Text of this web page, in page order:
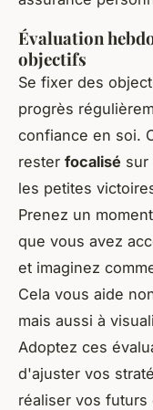
Évaluation
objectifs
Se fixer des
progrès
confiance en soi.
rester focalisé sur
les petites
Prenez un
que vous avez
et imaginez
Cela vous aide
mais aussi à
Adoptez ces
d'ajuster vos
réaliser vos